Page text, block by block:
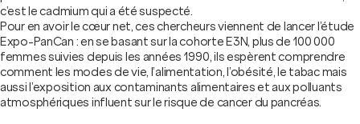
c’est le cadmium qui a été suspecté.
Pour en avoir le cœur net, ces chercheurs viennent de lancer l’étude
Expo-PanCan : en se basant sur la cohorte E3N, plus de 100 000
femmes suivies depuis les années 1990, ils espèrent comprendre
comment les modes de vie, l’alimentation, l’obésité, le tabac mais
aussi l’exposition aux contaminants alimentaires et aux polluants
atmosphériques influent sur le risque de cancer du pancréas.